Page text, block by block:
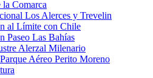
la Comarca
Los Alerces y Trevelin
al Límite con Chile
Paseo Las Bahías
Alerzal Milenario
Aéreo Perito Moreno